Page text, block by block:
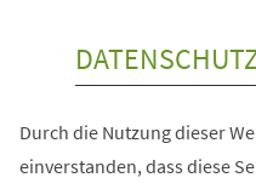
Durch die Nutzung dieser
einverstanden, dass diese